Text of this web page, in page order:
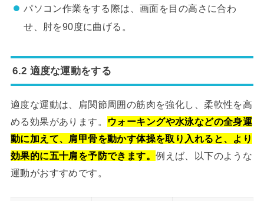
パソコン作業をする際は、画面を目の高さに合わ
せ、肘を90度に曲げる。
6.2 適度な運動をする
適度な運動は、肩関節周囲の筋肉を強化し、柔軟性を高
める効果があります。
ウォーキングや水泳などの全身運
動に加えて、肩甲骨を動かす体操を取り入れると、より
効果的に五十肩を予防できます。例えば、以下のような
運動がおすすめです。